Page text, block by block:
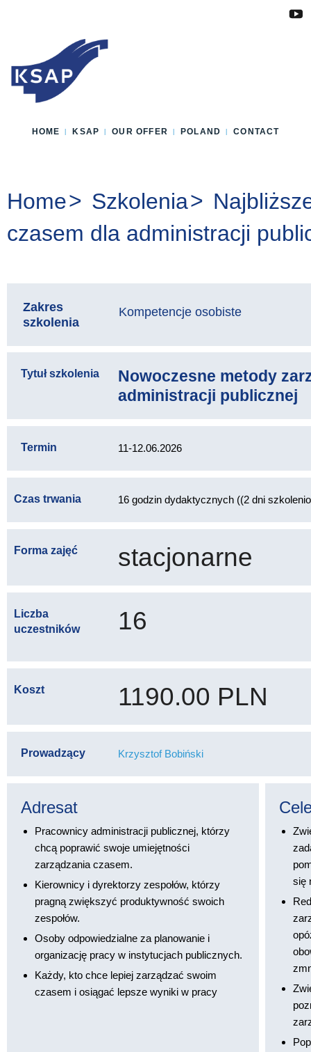
HOME KSAP OUR OFFER POLAND CONTACT
You are here:
Home Szkolenia
czasem dla administracji
Zakres
szkolenia
Kompetencje osobiste
Tytuł szkolenia
Nowoczesne metody
administracji publicznej
Termin 11-12.06.2026
Czas trwania 16 godzin dydaktycznych ((2 dni
Forma zajęć stacjonarne
Liczba
uczestników
16
Koszt 1190.00 PLN
Prowadzący Krzysztof Bobiński
Adresat
Pracownicy administracji publicznej, którzy
chcą poprawić swoje umiejętności
zarządzania czasem.
Kierownicy i dyrektorzy zespołów, którzy
pragną zwiększyć produktywność swoich
zespołów.
Osoby odpowiedzialne za planowanie i
organizację pracy w instytucjach publicznych.
Każdy, kto chce lepiej zarządzać swoim
czasem i osiągać lepsze wyniki w pracy
się